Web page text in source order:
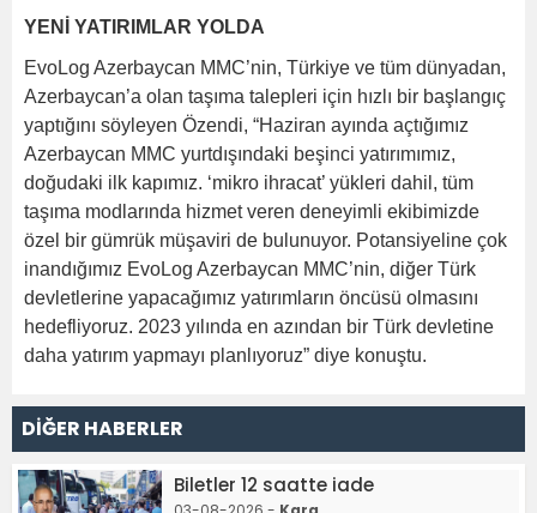
YENİ YATIRIMLAR YOLDA
EvoLog Azerbaycan MMC’nin, Türkiye ve tüm dünyadan,
Azerbaycan’a olan taşıma talepleri için hızlı bir başlangıç
yaptığını söyleyen Özendi, “Haziran ayında açtığımız
Azerbaycan MMC yurtdışındaki beşinci yatırımımız,
doğudaki ilk kapımız. ‘mikro ihracat’ yükleri dahil, tüm
taşıma modlarında hizmet veren deneyimli ekibimizde
özel bir gümrük müşaviri de bulunuyor. Potansiyeline çok
inandığımız EvoLog Azerbaycan MMC’nin, diğer Türk
devletlerine yapacağımız yatırımların öncüsü olmasını
hedefliyoruz. 2023 yılında en azından bir Türk devletine
daha yatırım yapmayı planlıyoruz” diye konuştu.
DİĞER HABERLER
Biletler 12 saatte iade